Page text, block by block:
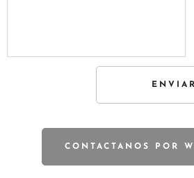
ENVIAR
CONTACTANOS POR